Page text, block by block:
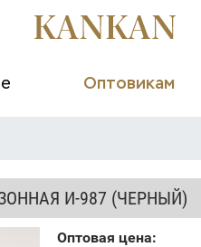
Оптовикам
И-987 (ЧЕРНЫЙ)
Оптовая цена: